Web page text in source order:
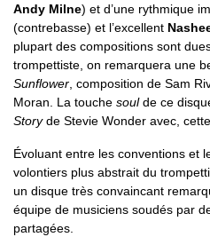
Andy Milne) et d’une rythmique
(contrebasse) et l’excellent
plupart des compositions sont
trompettiste, on remarquera une
Sunflower , composition de Sam
Moran. La touche soulde ce
Storyde Stevie Wonder avec,
Évoluant entre les conventions et
volontiers plus abstrait du
un disque très convaincant
équipe de musiciens soudés par
partagées.